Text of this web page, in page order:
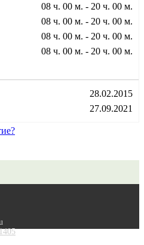
08 ч. 00 м. - 20 ч. 00 м.
08 ч. 00 м. - 20 ч. 00 м.
08 ч. 00 м. - 20 ч. 00 м.
08 ч. 00 м. - 20 ч. 00 м.
28.02.2015
27.09.2021